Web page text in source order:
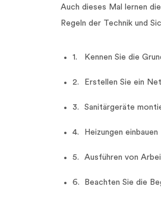
Auch dieses Mal lernen
Regeln der Technik und
Kennen Sie die
Erstellen Sie ein
Sanitärgeräte
Heizungen einbauen
Ausführen von
Beachten Sie die